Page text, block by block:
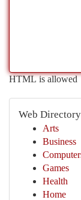
HTML is allowed
Web
Arts
Business
Games
Health
Home